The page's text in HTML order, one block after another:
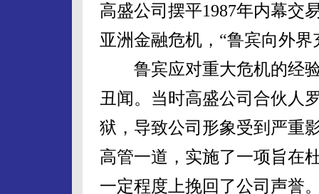
高盛公司摆平1987年内幕交
亚洲金融危机，“鲁宾向外
鲁宾应对重大危机的经验
丑闻。当时高盛公司合伙人
狱，导致公司形象受到严重
高管一道，实施了一项旨在
一定程度上挽回了公司声誉